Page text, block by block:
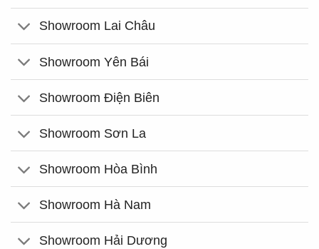
Showroom Lai Châu
Showroom Yên Bái
Showroom Điện Biên
Showroom Sơn La
Showroom Hòa Bình
Showroom Hà Nam
Showroom Hải Dương